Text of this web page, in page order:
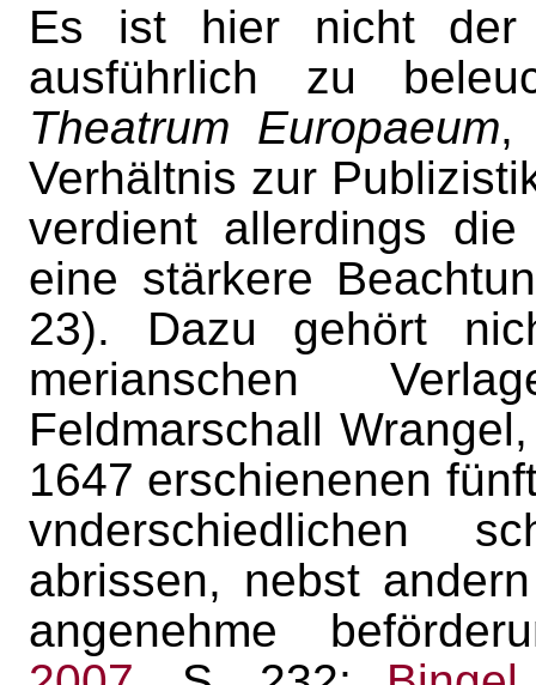
Es ist hier nicht der
ausführlich zu
Theatrum Europaeum,
Verhältnis zur
verdient allerdings
eine stärkere
23). Dazu gehört
merianschen
Feldmarschall
1647 erschienenen
vnderschiedlichen
abrissen, nebst
angenehme